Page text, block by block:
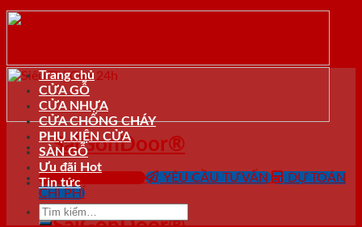
Skip
to
SaiGonDoor®
0818.400.400 YÊU CẦU TƯ VẤN
DỰ TOÁN
CHI PHÍ
Trang chủ
CỬA GỖ
CỬA NHỰA
CỬA CHỐNG CHÁY
PHỤ KIỆN CỬA
SÀN GỖ
Ưu đãi Hot
Tin tức
Tìm